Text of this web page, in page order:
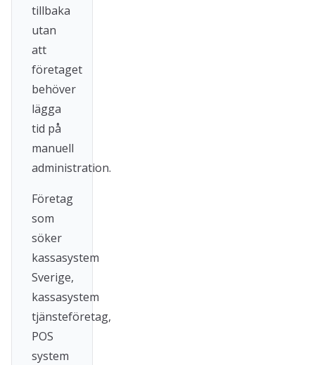
tillbaka
utan
att
företaget
behöver
lägga
tid på
manuell
administration.
Företag
som
söker
kassasystem
Sverige,
kassasystem
tjänsteföretag,
POS
system